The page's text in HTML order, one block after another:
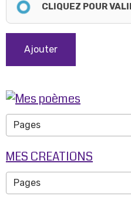
CLIQUEZ POUR
Ajouter
MES CREATIONS